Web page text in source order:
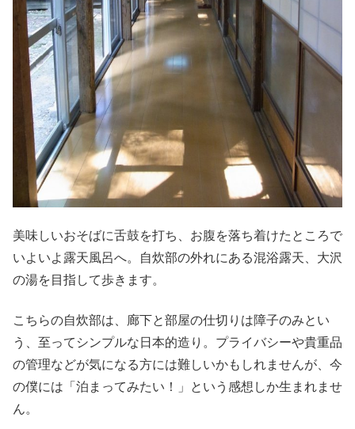
美味しいおそばに舌鼓を打ち、お腹を落ち着けたところで
いよいよ露天風呂へ。自炊部の外れにある混浴露天、大沢
の湯を目指して歩きます。
こちらの自炊部は、廊下と部屋の仕切りは障子のみとい
う、至ってシンプルな日本的造り。プライバシーや貴重品
の管理などが気になる方には難しいかもしれませんが、今
の僕には「泊まってみたい！」という感想しか生まれませ
ん。